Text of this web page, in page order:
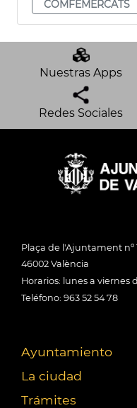
COMFEMERCATS
Nuestras Apps
Redes Sociales
Plaça de l'Ajuntament nº
46002 València
Horarios: lunes a viernes
Teléfono: 963 52 54 78
Ayuntamiento
La ciudad
Trámites